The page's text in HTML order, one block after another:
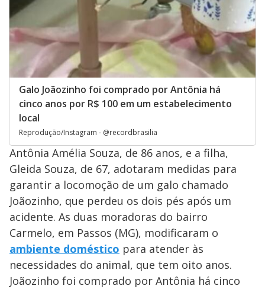
Galo Joãozinho foi comprado por Antônia há
cinco anos por R$ 100 em um estabelecimento
local
Reprodução/Instagram - @recordbrasilia
Antônia Amélia Souza, de 86 anos, e a filha,
Gleida Souza, de 67, adotaram medidas para
garantir a locomoção de um galo chamado
Joãozinho, que perdeu os dois pés após um
acidente. As duas moradoras do bairro
Carmelo, em Passos (MG), modificaram o
ambiente doméstico para atender às
necessidades do animal, que tem oito anos.
Joãozinho foi comprado por Antônia há cinco